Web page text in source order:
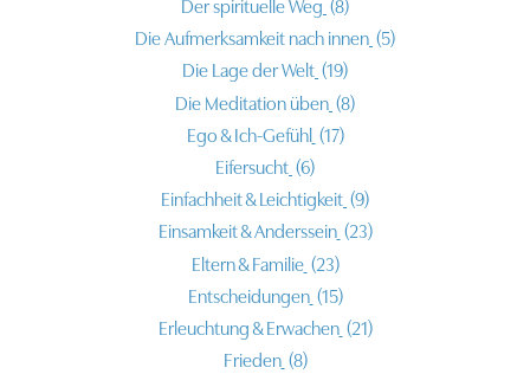
Der spirituelle Weg (8)
Die Aufmerksamkeit nach innen (5)
Die Lage der Welt (19)
Die Meditation üben (8)
Ego & Ich-Gefühl (17)
Eifersucht (6)
Einfachheit & Leichtigkeit (9)
Einsamkeit & Anderssein (23)
Eltern & Familie (23)
Entscheidungen (15)
Erleuchtung & Erwachen (21)
Frieden (8)